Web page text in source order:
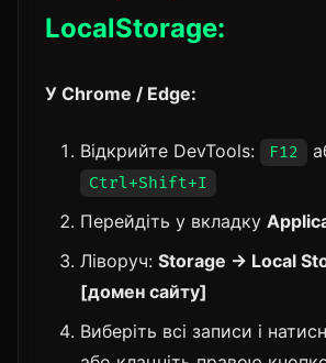
LocalStorage:
У Chrome / Edge:
Відкрийте DevTools: F12
Ctrl+Shift+I
Перейдіть у вкладку
Ліворуч: Storage → Local
[домен сайту]
Виберіть всі записи і